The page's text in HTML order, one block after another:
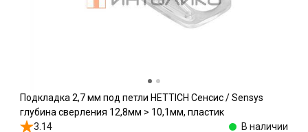
Подкладка 2,7 мм под петли HETTICH Сенсис / Sensys
глубина сверления 12,8мм > 10,1мм, пластик
3.14
В наличии